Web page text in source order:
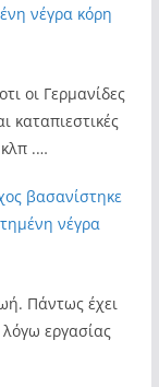
νέγρα κόρη
οι Γερμανίδες
καταπιεστικές
.…
βασανίστηκε
νέγρα
Πάντως έχει
λόγω εργασίας